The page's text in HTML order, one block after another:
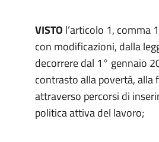
VISTO l’articolo 1, comma
con modificazioni, dalla
decorrere dal 1° gennaio
contrasto alla povertà, alla
attraverso percorsi di
politica attiva del lavoro;